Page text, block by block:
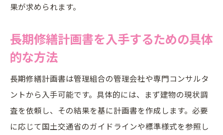
長期修繕計画書フォーマット選びのポイン
ガイドラインに沿った長期修繕計画書の作
成方法
エクセルや無料ソフトを活用した書類作成
のコツ
専門家と連携する長期修繕計画作成の進め
方
果が求められます。
長期修繕計画書を入手するための具体
的な方法
長期修繕計画書は管理組合の管理会社や専門コンサルタ
ントから入手可能です。具体的には、まず建物の現状調
査を依頼し、その結果を基に計画書を作成します。必要
に応じて国土交通省のガイドラインや標準様式を参照し